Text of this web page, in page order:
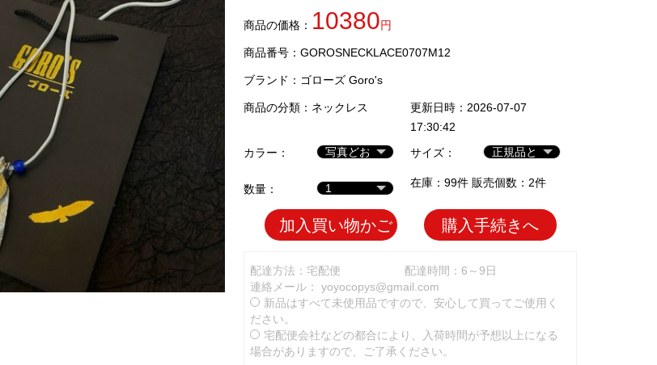
商品の価格： 10380円
商品番号：GOROSNECKLACE0707M12
ブランド： ゴローズ Goro's
商品の分類： ネックレス
更新日時：2026-07-07
17:30:42
カラー：
サイズ：
数量： 在庫：99件 販売個数：2件
加入買い物かご 購入手続きへ
配達方法：宅配便
配達時間：6～9日
連絡メール： yoyocopys@gmail.com
新品はすべて未使用品ですので、安心して買ってご使用く
ださい。
宅配便会社などの都合により、入荷時間が予想以上になる
場合がありますので、ご了承ください。